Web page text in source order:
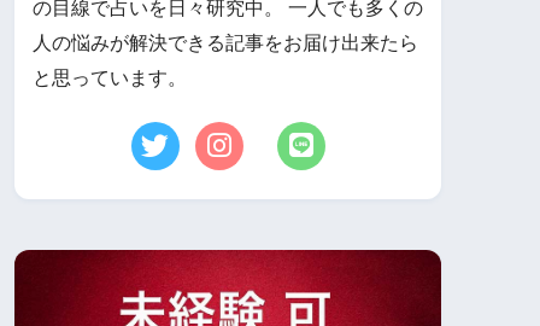
の目線で占いを日々研究中。 一人でも多くの
人の悩みが解決できる記事をお届け出来たら
と思っています。